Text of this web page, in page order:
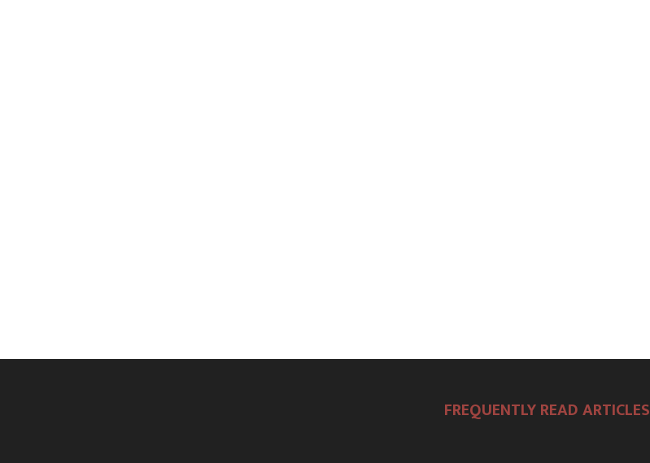
FREQUENTLY READ ARTICLES